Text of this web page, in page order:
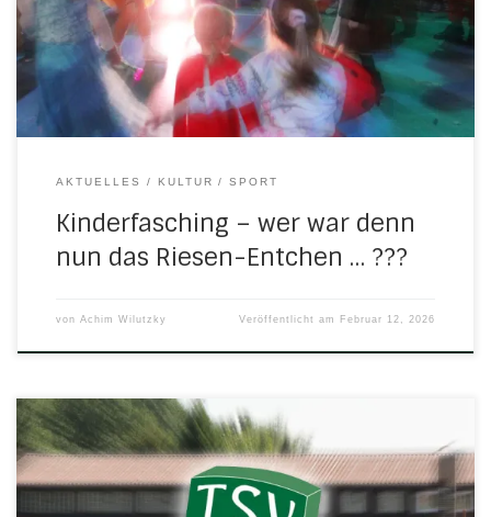
wer in dem Entchen steckte und es zum Leben erweckte …
Helau und viel Radau beim Kinderfasching Der traditionelle
Kinderfasching […]
AKTUELLES KULTUR SPORT
Kinderfasching – wer war denn
nun das Riesen-Entchen … ???
von Achim Wilutzky Veröffentlicht am Februar 12, 2026
Ordentliche Mitgliederversammlung (JHV) An alle
Mitglieder des TSV 1869 Herleshausen e.V. EINLADUNG
Am Samstag, dem 07.03.2026, findet um 19:30
Uhr die ordentlichen Mitgliederversammlung